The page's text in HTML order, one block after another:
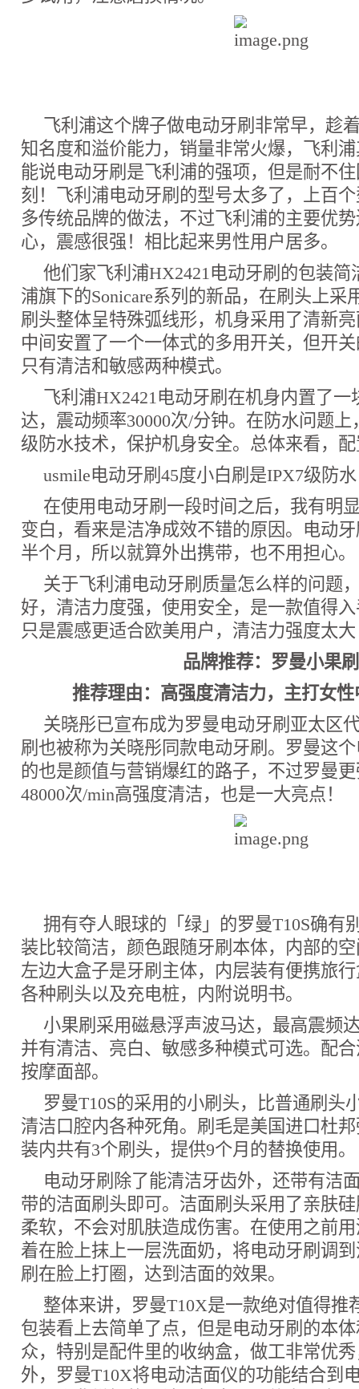
飞利浦这个牌子做电动牙刷非常早，趁
知名度和溢价能力，销量非常火爆，飞利
能说电动牙刷是飞利浦的强项，但是耐不
刻！飞利浦电动牙刷的型号太多了，上百
多传统品牌的做法，不过飞利浦的主要优
心，震感很强！相比起来男性用户居多。
他们家飞利浦HX2421电动牙刷的包装简
浦旗下的Sonicare系列的新品，在刷头上采
刷头整体呈特殊弧线形，机身采用了清新
中间安置了一个一体式的多用开关，但开
只有清洁和敏感两种模式。
飞利浦HX2421电动牙刷在机身内置了一
达，震动频率30000次/分钟。在防水问题
级防水技术，保护机身安全。总体来看，
usmile电动牙刷45度小白刷是IPX7级防水
在使用电动牙刷一段时间之后，我有明
变白，看来是洁净成效不错的原因。电动
半个月，所以就算外出携带，也不用担心。
关于飞利浦电动牙刷质量怎么样的问题
好，清洁力度强，使用安全，是一款值得
只是震感更适合欧美用户，清洁力强度太
品牌推荐：罗曼小果
推荐理由：高强度清洁力，主打女
关晓彤已宣布成为罗曼电动牙刷亚太区
刷也被称为关晓彤同款电动牙刷。罗曼这
的也是颜值与营销爆红的路子，不过罗曼
48000次/min高强度清洁，也是一大亮点！
拥有夺人眼球的「绿」的罗曼T10S确有
装比较简洁，颜色跟随牙刷本体，内部的
左边大盒子是牙刷主体，内层装有便携旅
各种刷头以及充电桩，内附说明书。
小果刷采用磁悬浮声波马达，最高震频
并有清洁、亮白、敏感多种模式可选。配
按摩面部。
罗曼T10S的采用的小刷头，比普通刷头
清洁口腔内各种死角。刷毛是美国进口杜
装内共有3个刷头，提供9个月的替换使用。
电动牙刷除了能清洁牙齿外，还带有洁
带的洁面刷头即可。洁面刷头采用了亲肤
柔软，不会对肌肤造成伤害。在使用之前
着在脸上抹上一层洗面奶，将电动牙刷调
刷在脸上打圈，达到洁面的效果。
整体来讲，罗曼T10X是一款绝对值得推
包装看上去简单了点，但是电动牙刷的本
众，特别是配件里的收纳盒，做工非常优
外，罗曼T10X将电动洁面仪的功能结合到